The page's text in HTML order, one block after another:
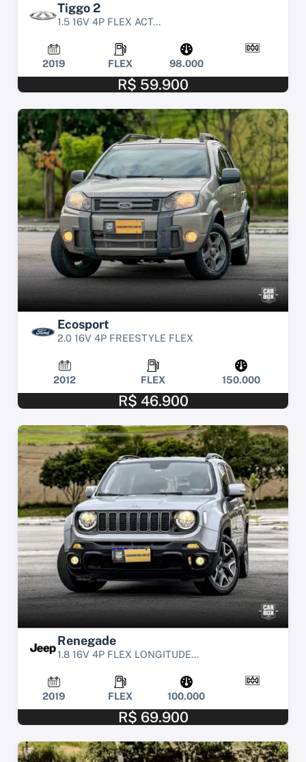
Tiggo 2
1.5 16V 4P FLEX ACT...
2019 FLEX 98.000
R$ 59.900
Ecosport
2.0 16V 4P FREESTYLE FLEX
2012 FLEX 150.000
R$ 46.900
Renegade
1.8 16V 4P FLEX LONGITUDE...
2019 FLEX 100.000
R$ 69.900